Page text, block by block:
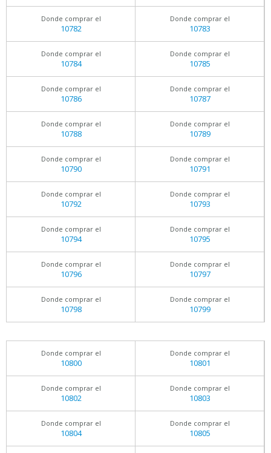
Donde comprar el
10782
Donde comprar el
10783
Donde comprar el
10784
Donde comprar el
10785
Donde comprar el
10786
Donde comprar el
10787
Donde comprar el
10788
Donde comprar el
10789
Donde comprar el
10790
Donde comprar el
10791
Donde comprar el
10792
Donde comprar el
10793
Donde comprar el
10794
Donde comprar el
10795
Donde comprar el
10796
Donde comprar el
10797
Donde comprar el
10798
Donde comprar el
10799
Donde comprar el
10800
Donde comprar el
10801
Donde comprar el
10802
Donde comprar el
10803
Donde comprar el
10804
Donde comprar el
10805